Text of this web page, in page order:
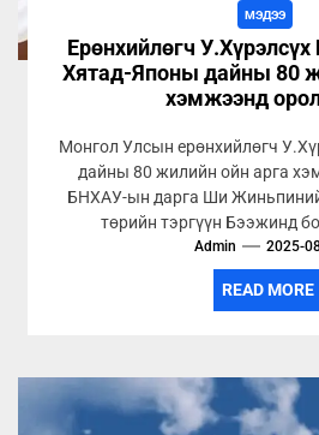
МЭДЭЭ
Ерөнхийлөгч
Хятад-Японы дайны 80
хэмжээнд
Монгол Улсын ерөнхийлөгч
дайны 80 жилийн ойн арга
БНХАУ-ын дарга Ши
төрийн тэргүүн Бээжинд
Admin 2025-
READ MORE